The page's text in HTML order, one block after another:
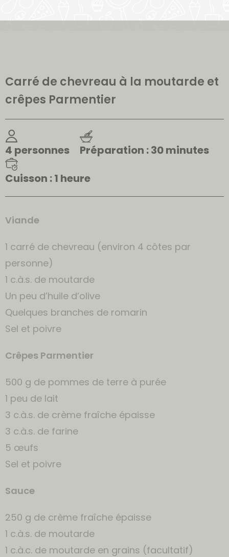
Carré de chevreau à la moutarde et
crêpes Parmentier
4 personnes
Préparation : 30 minutes
Cuisson : 1 heure
Viande
1 carré de chevreau (environ 4 côtes par
personne)
1 c.à.s. de moutarde
Un peu d’huile d’olive
Quelques branches de romarin
Sel et poivre
Crêpes Parmentier
500 g de pommes de terre à purée
1 peu de lait
3 c.à.s. de crème fraîche épaisse
3 c.à.s. de farine
5 œufs
Sel et poivre
Sauce
250 g de crème fraîche épaisse
1 c.à.s. de moutarde
1 c.à.c. de moutarde en grains (facultatif)